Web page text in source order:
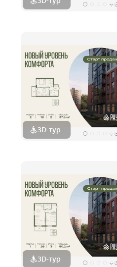
+
3D-тур +
3D-тур +